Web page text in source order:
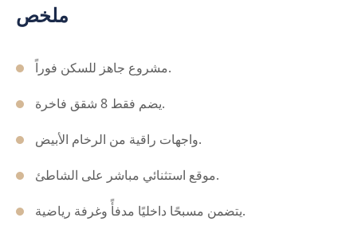
ملخص
مشروع جاهز للسكن فوراً.
يضم فقط 8 شقق فاخرة.
واجهات راقية من الرخام الأبيض.
موقع استثنائي مباشر على الشاطئ.
يتضمن مسبحًا داخليًا مدفأً وغرفة رياضية.